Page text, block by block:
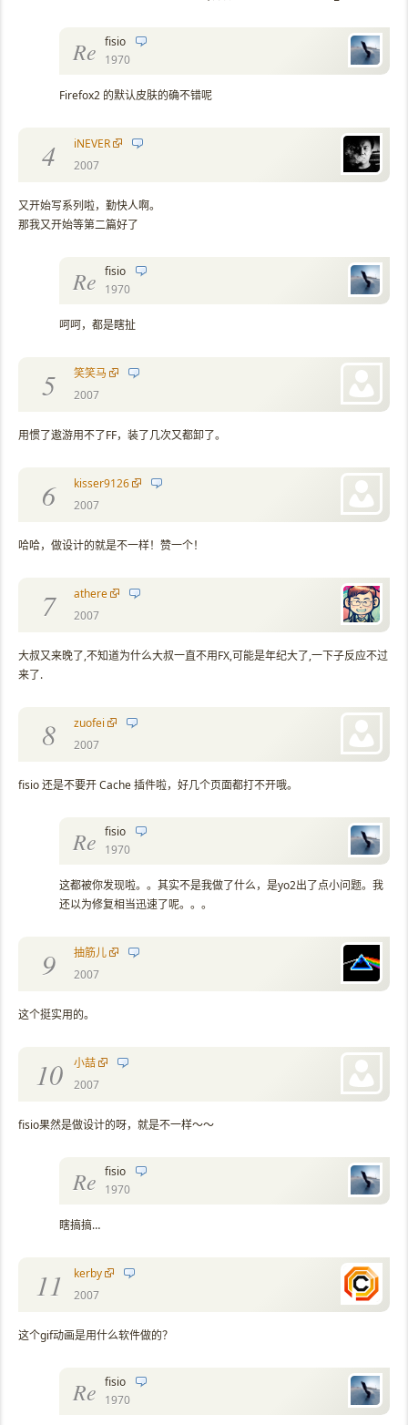
Re fisio
1970
Firefox2 的默认皮肤的确不错呢
4
iNEVER
2007
又开始写系列啦，勤快人啊。
那我又开始等第二篇好了
Re fisio
1970
呵呵，都是瞎扯
5
笑笑马
2007
用惯了遨游用不了FF，装了几次又都卸了。
6
kisser9126
2007
哈哈，做设计的就是不一样！赞一个！
7
athere
2007
大叔又来晚了,不知道为什么大叔一直不用FX,可能是年纪大了,一下子反应不过
来了.
8
zuofei
2007
fisio 还是不要开 Cache 插件啦，好几个页面都打不开哦。
Re fisio
1970
这都被你发现啦。。其实不是我做了什么，是yo2出了点小问题。我
还以为修复相当迅速了呢。。。
9
抽筋儿
2007
这个挺实用的。
10
小喆
2007
fisio果然是做设计的呀，就是不一样～～
Re fisio
1970
瞎搞搞…
11
kerby
2007
这个gif动画是用什么软件做的？
Re fisio
1970